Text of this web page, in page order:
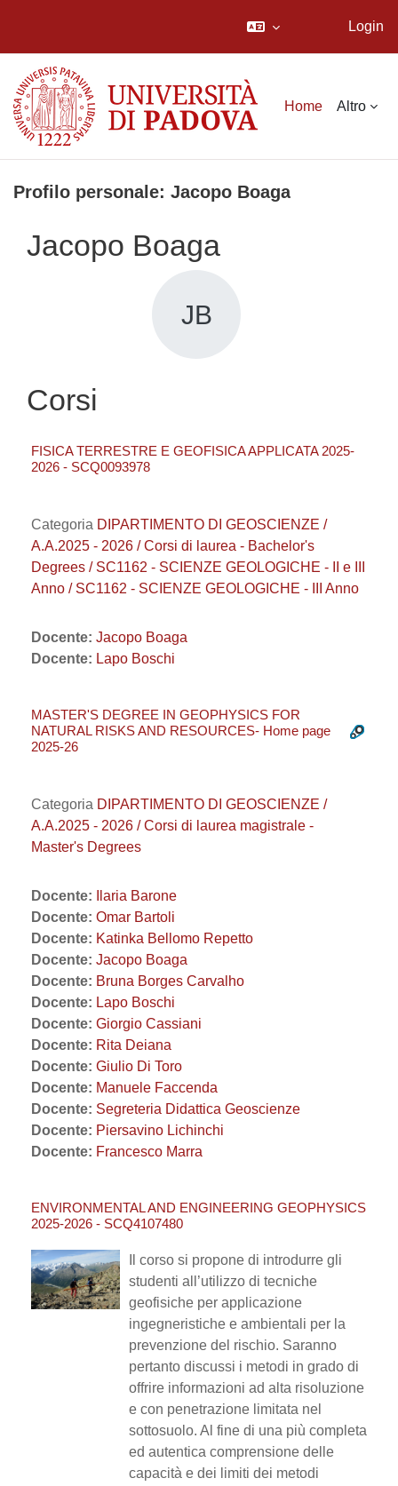
Login
Home Altro
Profilo personale: Jacopo Boaga
Jacopo Boaga
JB
Corsi
FISICA TERRESTRE E GEOFISICA APPLICATA 2025-
2026 - SCQ0093978
Categoria DIPARTIMENTO DI GEOSCIENZE /
A.A.2025 - 2026 / Corsi di laurea - Bachelor's
Degrees / SC1162 - SCIENZE GEOLOGICHE - II e III
Anno / SC1162 - SCIENZE GEOLOGICHE - III Anno
Docente: Jacopo Boaga
Docente: Lapo Boschi
MASTER'S DEGREE IN GEOPHYSICS FOR
NATURAL RISKS AND RESOURCES- Home page
2025-26
Categoria DIPARTIMENTO DI GEOSCIENZE /
A.A.2025 - 2026 / Corsi di laurea magistrale -
Master's Degrees
Docente:
Ilaria Barone
Docente: Omar Bartoli
Docente: Katinka Bellomo Repetto
Docente: Jacopo Boaga
Docente: Bruna Borges Carvalho
Docente: Lapo Boschi
Docente: Giorgio Cassiani
Docente: Rita Deiana
Docente: Giulio Di Toro
Docente: Manuele Faccenda
Docente: Segreteria Didattica Geoscienze
Docente: Piersavino Lichinchi
Docente: Francesco Marra
ENVIRONMENTAL AND ENGINEERING GEOPHYSICS
2025-2026 - SCQ4107480
Il corso si propone di introdurre gli
studenti all’utilizzo di tecniche
geofisiche per applicazione
ingegneristiche e ambientali per la
prevenzione del rischio. Saranno
pertanto discussi i metodi in grado di
offrire informazioni ad alta risoluzione
e con penetrazione limitata nel
sottosuolo. Al fine di una più completa
ed autentica comprensione delle
capacità e dei limiti dei metodi